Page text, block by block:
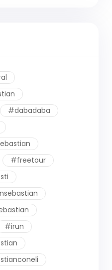
#dabadaba
#freetour
#irun